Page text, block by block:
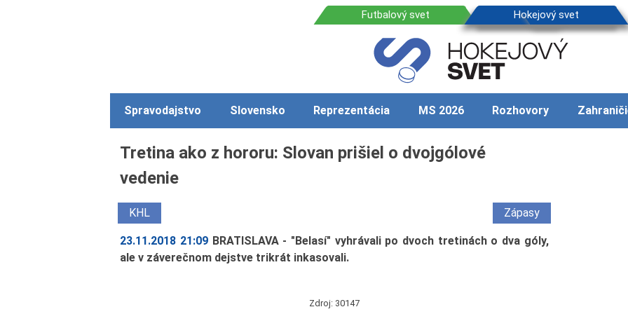
Spravodajstvo Slovensko Reprezentácia MS 2026 Rozhovory
Tretina ako z hororu: Slovan prišiel o dvojgólové
vedenie
KHL Zápasy
23.11.2018 21:09 BRATISLAVA - "Belasí" vyhrávali po dvoch tretinách o dva góly,
ale v záverečnom dejstve trikrát inkasovali.
Zdroj: 30147